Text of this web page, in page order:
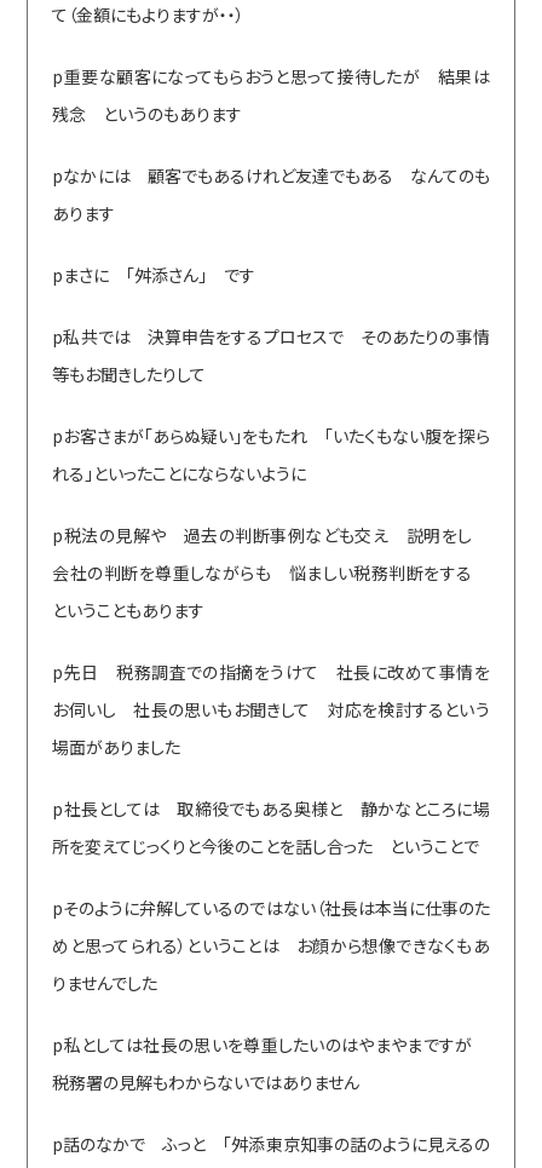
て（金額にもよりますが・・）
p重要な顧客になってもらおうと思って接待したが 結果は
残念 というのもあります
pなかには 顧客でもあるけれど友達でもある なんてのも
あります
pまさに 「舛添さん」 です
p私共では 決算申告をするプロセスで そのあたりの事情
等もお聞きしたりして
pお客さまが「あらぬ疑い」をもたれ 「いたくもない腹を探ら
れる」といったことにならないように
p税法の見解や 過去の判断事例なども交え 説明をし
会社の判断を尊重しながらも 悩ましい税務判断をする
ということもあります
p先日 税務調査での指摘をうけて 社長に改めて事情を
お伺いし 社長の思いもお聞きして 対応を検討するという
場面がありました
p社長としては 取締役でもある奥様と 静かなところに場
所を変えてじっくりと今後のことを話し合った ということで
pそのように弁解しているのではない（社長は本当に仕事のた
めと思ってられる）ということは お顔から想像できなくもあ
りませんでした
p私としては社長の思いを尊重したいのはやまやまですが
税務署の見解もわからないではありません
p話のなかで ふっと 「舛添東京知事の話のように見えるの